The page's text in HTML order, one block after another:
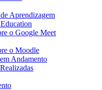
Aprendizagem
o Google Meet
o Moodle
Andamento